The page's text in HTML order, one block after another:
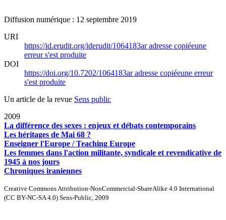
Diffusion numérique : 12 septembre 2019
URI
https://id.erudit.org/iderudit/1064183aradresse copiéeune
erreur s'est produite
DOI
https://doi.org/10.7202/1064183aradresse copiéeune erreur
s'est produite
Un article de la revue Sens public
2009
La différence des sexes : enjeux et débats contemporains
Les héritages de Mai 68 ?
Enseigner l'Europe / Teaching Europe
Les femmes dans l'action militante, syndicale et revendicative de
1945 à nos jours
Chroniques iraniennes
Creative Commons Attribution-NonCommercial-ShareAlike 4.0 International
(CC BY-NC-SA 4.0) Sens-Public, 2009